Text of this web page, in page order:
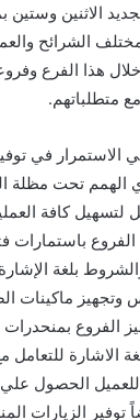
الاثنين وستين
الشرائح
هذا الفرع
متطلباتهم.
في
الهمم تحت مظلة
لتسهيل كافة
باستمارات
بلغة
ماكينات
الفروع
الاشارة للتعامل
للعميل الحصول
الزيارات